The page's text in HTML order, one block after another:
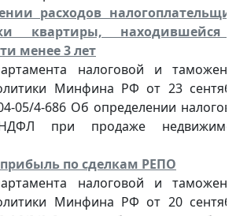
расходов
квартиры, находившейся
менее 3 лет
налоговой и
Минфина РФ от 23
05/4-686 Об определении
при продаже
по сделкам РЕПО
налоговой и
Минфина РФ от 20